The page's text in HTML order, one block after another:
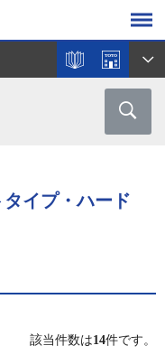
イプ・ハード
該当件数は14件です。